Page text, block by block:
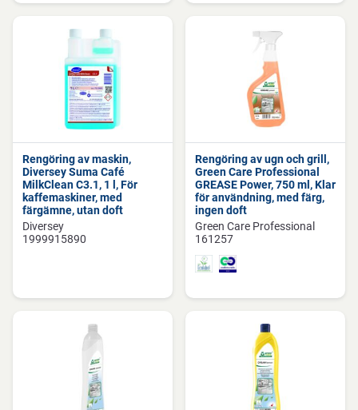
Rengöring av maskin,
Diversey Suma Café
MilkClean C3.1, 1 l, För
kaffemaskiner, med
färgämne, utan doft
Diversey
1999915890
Rengöring av ugn och grill,
Green Care Professional
GREASE Power, 750 ml, Klar
för användning, med färg,
ingen doft
Green Care Professional
161257